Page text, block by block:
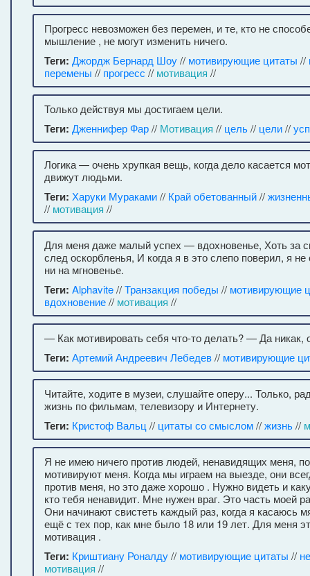
Прогресс невозможен без перемен, и те, кто не
мышление , не могут изменить ничего.
Теги: Джордж Бернард Шоу// мотивирующие цитаты //
перемены // прогресс // мотивация //
Только действуя мы достигаем цели.
Теги: Дженнифер Фар// Мотивация // цель// цели//
Логика — очень хрупкая вещь, когда дело касается
движут людьми.
Теги: Харуки Мураками// Край обетованный//
// мотивация //
Для меня даже малый успех — вдохновенье, Хоть за
след оскорбленья, И когда я в это слепо поверил, я
ни на мгновенье.
Теги: Alphavite//Транзакция победы // мотивирующие
вдохновение// мотивация //
— Как мотивировать себя что-то делать? — Да никак,
Теги: Артемий Андреевич Лебедев// мотивирующие
Читайте, ходите в музеи, слушайте оперу... Только,
жизнь по фильмам, телевизору и Интернету.
Теги: Кристоф Вальц // цитаты со смыслом//жизнь//
Я не имею ничего против людей, ненавидящих меня,
мотивируют меня. Когда мы играем на выезде, они
против меня, но это даже хорошо . Нужно видеть и
кто тебя ненавидит. Мне нужен враг. Это часть моей
Они начинают свистеть каждый раз, когда я касаюсь
ещё с тех пор, как мне было 18 или 19 лет. Для меня
мотивация .
Теги: Криштиану Роналду// мотивирующие цитаты //
мотивация //